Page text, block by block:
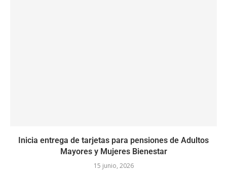
Inicia entrega de tarjetas para pensiones de Adultos
Mayores y Mujeres Bienestar
15 junio, 2026